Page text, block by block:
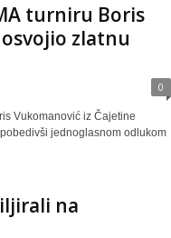
turniru Boris
zlatnu
0
Vukomanović iz Čajetine
jednoglasnom odlukom
na